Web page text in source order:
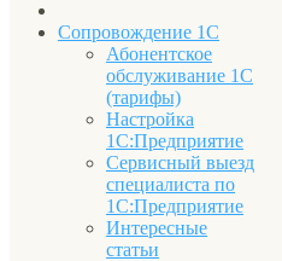
Сопровождение 1С
Абонентское
обслуживание 1С
(тарифы)
Настройка
1С:Предприятие
Сервисный выезд
специалиста по
1С:Предприятие
Интересные
статьи